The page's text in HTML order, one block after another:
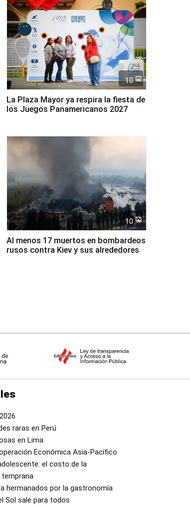
10
La Plaza Mayor ya respira la fiesta de
los Juegos Panamericanos 2027
10
Al menos 17 muertos en bombardeos
rusos contra Kiev y sus alrededores
raras en Perú
en Lima
Económica Asia-Pacífico
el costo de la
hermanados por la gastronomía
Sol sale para todos